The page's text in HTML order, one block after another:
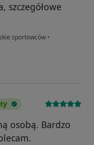
szczegółowe
sportowców •
osobą. Bardzo